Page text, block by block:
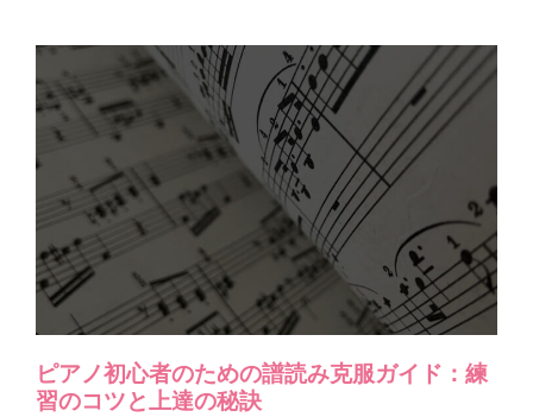
ピアノ初心者のための譜読み克服ガイド：練
習のコツと上達の秘訣